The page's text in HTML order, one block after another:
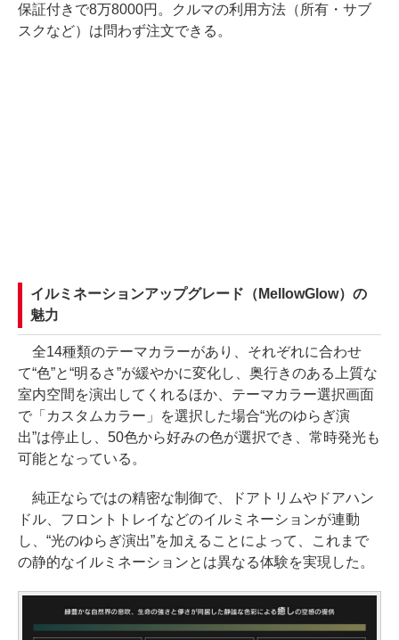
保証付きで8万8000円。クルマの利用方法（所有・サブ
スクなど）は問わず注文できる。
イルミネーションアップグレード（MellowGlow）の
魅力
全14種類のテーマカラーがあり、それぞれに合わせ
て“色”と“明るさ”が緩やかに変化し、奥行きのある上質な
室内空間を演出してくれるほか、テーマカラー選択画面
で「カスタムカラー」を選択した場合“光のゆらぎ演
出”は停止し、50色から好みの色が選択でき、常時発光も
可能となっている。
純正ならではの精密な制御で、ドアトリムやドアハン
ドル、フロントトレイなどのイルミネーションが連動
し、“光のゆらぎ演出”を加えることによって、これまで
の静的なイルミネーションとは異なる体験を実現した。